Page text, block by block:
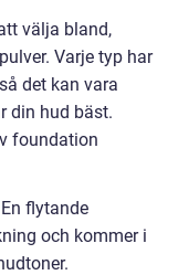
välja bland,
Varje typ har
det kan vara
din hud bäst.
foundation
flytande
och kommer i